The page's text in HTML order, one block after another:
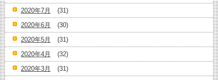
2020年7月
(31)
2020年6月
(30)
2020年5月
(31)
2020年4月
(32)
2020年3月
(31)